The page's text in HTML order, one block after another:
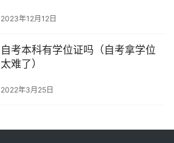
2023年12月12日
自考本科有学位证吗（自考拿学位
太难了）
2022年3月25日